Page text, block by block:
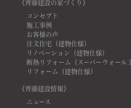
《齊藤建設の家づくり》
コンセプト
施工事例
お客様の声
注文住宅（建物仕様）
リノベーション（建物仕様）
断熱リフォーム（スーパーウォール
リフォーム（建物仕様）
《齊藤建設情報》
ニュース